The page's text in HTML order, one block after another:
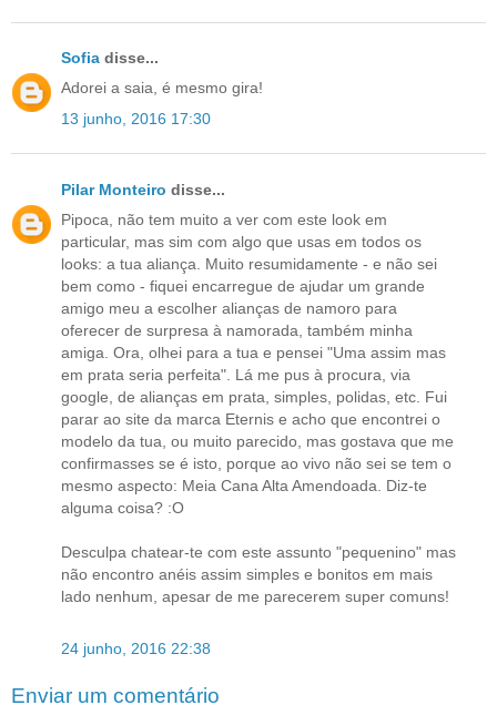
Sofia disse...
Adorei a saia, é mesmo gira!
13 junho, 2016 17:30
Pilar Monteiro disse...
Pipoca, não tem muito a ver com este look em
particular, mas sim com algo que usas em todos os
looks: a tua aliança. Muito resumidamente - e não sei
bem como - fiquei encarregue de ajudar um grande
amigo meu a escolher alianças de namoro para
oferecer de surpresa à namorada, também minha
amiga. Ora, olhei para a tua e pensei "Uma assim mas
em prata seria perfeita". Lá me pus à procura, via
google, de alianças em prata, simples, polidas, etc. Fui
parar ao site da marca Eternis e acho que encontrei o
modelo da tua, ou muito parecido, mas gostava que me
confirmasses se é isto, porque ao vivo não sei se tem o
mesmo aspecto: Meia Cana Alta Amendoada. Diz-te
alguma coisa? :O
Desculpa chatear-te com este assunto "pequenino" mas
não encontro anéis assim simples e bonitos em mais
lado nenhum, apesar de me parecerem super comuns!
24 junho, 2016 22:38
Enviar um comentário